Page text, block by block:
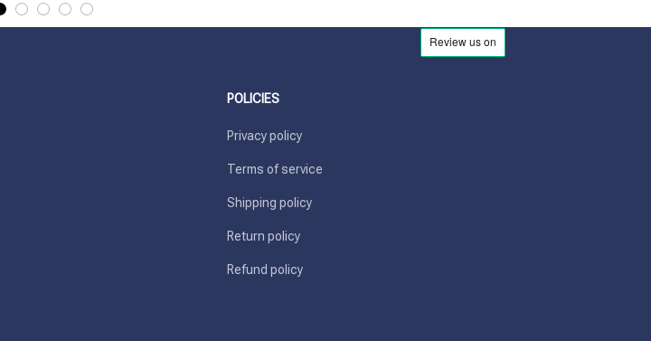
POLICIES
Privacy policy
Terms of service
Shipping policy
Return policy
Refund policy